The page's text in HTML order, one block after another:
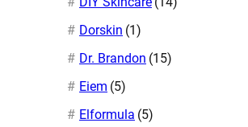
Dorskin (1)
Dr. Brandon (15)
Eiem (5)
Elformula (5)